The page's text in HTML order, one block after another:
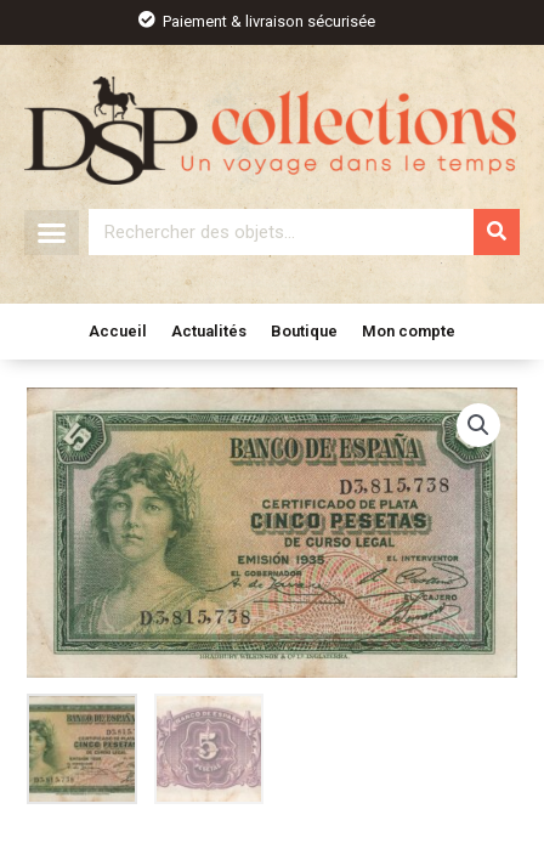
contenu
Paiement & livraison sécurisée
Rechercher
Accueil Actualités Boutique Mon compte